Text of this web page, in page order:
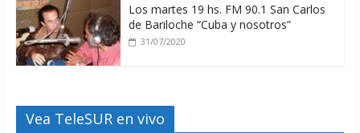
Los martes 19 hs. FM 90.1 San Carlos
de Bariloche “Cuba y nosotros”
31/07/2020
Vea TeleSUR en vivo